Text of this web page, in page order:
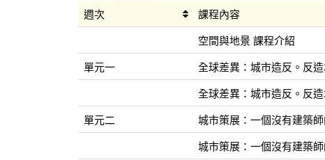
週次 課程內容
空間與地景 課程介紹
單元一
全球差異：城市造反。反
全球差異：城市造反。反
單元二
城市策展：一個沒有建築
城市策展：一個沒有建築